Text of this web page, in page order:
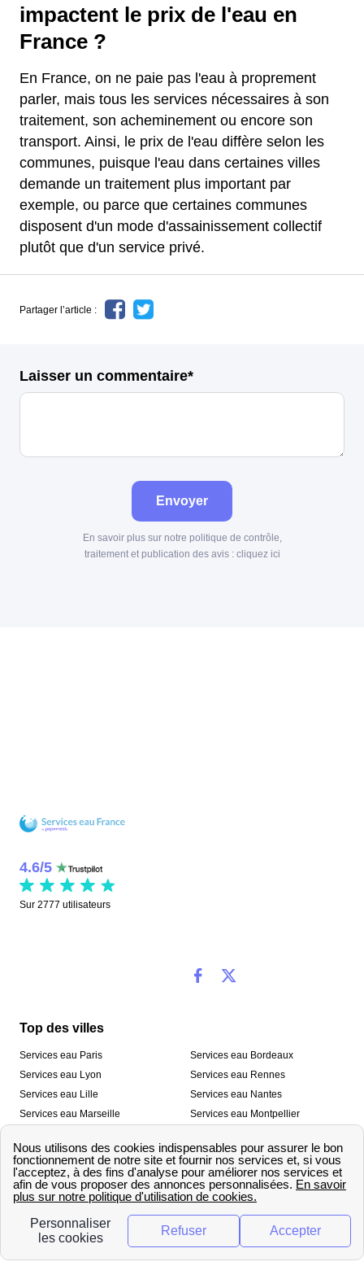
impactent le prix de l'eau en
France ?
En France, on ne paie pas l'eau à proprement
parler, mais tous les services nécessaires à son
traitement, son acheminement ou encore son
transport. Ainsi, le prix de l'eau diffère selon les
communes, puisque l'eau dans certaines villes
demande un traitement plus important par
exemple, ou parce que certaines communes
disposent d'un mode d'assainissement collectif
plutôt que d'un service privé.
Partager l’article :
Laisser un commentaire*
Envoyer
En savoir plus sur notre politique de contrôle,
traitement et publication des avis : cliquez ici
4.6/5
Sur 2777 utilisateurs
Top des villes
Services eau Paris
Services eau Lyon
Services eau Lille
Services eau Marseille
Services eau Toulon
Services eau Bordeaux
Services eau Rennes
Services eau Nantes
Services eau Montpellier
Services eau Strasbourg
Nos outils
🛁 Simulateur consommation eau
💧 Comparer les fournisseurs
d’eau